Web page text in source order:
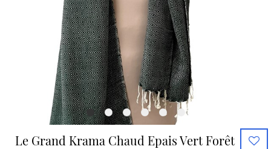
Le Grand Krama Chaud Epais Vert Forêt